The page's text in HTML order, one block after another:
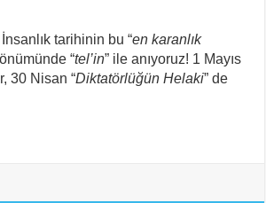
tarihinin bu “en karanlık
“tel’in” ile anıyoruz! 1 Mayıs
30 Nisan “Diktatörlüğün Helaki” de